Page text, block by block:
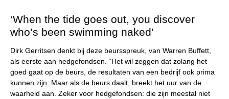
‘When the tide goes out, you discover
who’s been swimming naked’
Dirk Gerritsen denkt bij deze beursspreuk, van Warren Buffett,
als eerste aan hedgefondsen. “Het wil zeggen dat zolang het
goed gaat op de beurs, de resultaten van een bedrijf ook prima
kunnen zijn. Maar als de beurs daalt, breekt het uur van de
waarheid aan. Zeker voor hedgefondsen: die zijn meestal niet